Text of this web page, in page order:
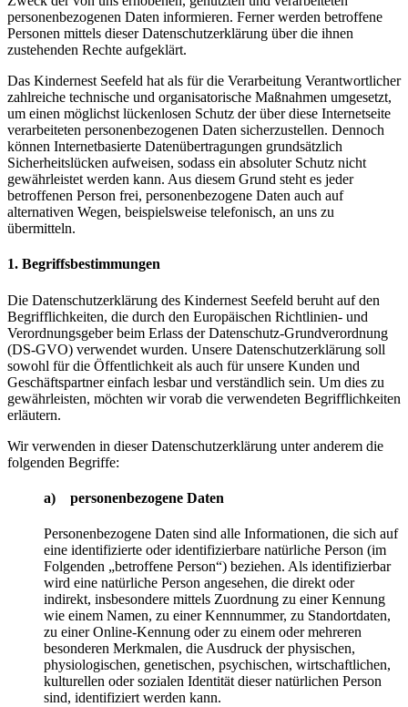
personenbezogenen Daten informieren. Ferner werden betroffene
Personen mittels dieser Datenschutzerklärung über die ihnen
zustehenden Rechte aufgeklärt.
Das Kindernest Seefeld hat als für die Verarbeitung Verantwortlicher
zahlreiche technische und organisatorische Maßnahmen umgesetzt,
um einen möglichst lückenlosen Schutz der über diese Internetseite
verarbeiteten personenbezogenen Daten sicherzustellen. Dennoch
können Internetbasierte Datenübertragungen grundsätzlich
Sicherheitslücken aufweisen, sodass ein absoluter Schutz nicht
gewährleistet werden kann. Aus diesem Grund steht es jeder
betroffenen Person frei, personenbezogene Daten auch auf
alternativen Wegen, beispielsweise telefonisch, an uns zu
übermitteln.
1. Begriffsbestimmungen
Die Datenschutzerklärung des Kindernest Seefeld beruht auf den
Begrifflichkeiten, die durch den Europäischen Richtlinien- und
Verordnungsgeber beim Erlass der Datenschutz-Grundverordnung
(DS-GVO) verwendet wurden. Unsere Datenschutzerklärung soll
sowohl für die Öffentlichkeit als auch für unsere Kunden und
Geschäftspartner einfach lesbar und verständlich sein. Um dies zu
gewährleisten, möchten wir vorab die verwendeten Begrifflichkeiten
erläutern.
Wir verwenden in dieser Datenschutzerklärung unter anderem die
folgenden Begriffe:
a) personenbezogene Daten
Personenbezogene Daten sind alle Informationen, die sich auf
eine identifizierte oder identifizierbare natürliche Person (im
Folgenden „betroffene Person“) beziehen. Als identifizierbar
wird eine natürliche Person angesehen, die direkt oder
indirekt, insbesondere mittels Zuordnung zu einer Kennung
wie einem Namen, zu einer Kennnummer, zu Standortdaten,
zu einer Online-Kennung oder zu einem oder mehreren
besonderen Merkmalen, die Ausdruck der physischen,
physiologischen, genetischen, psychischen, wirtschaftlichen,
kulturellen oder sozialen Identität dieser natürlichen Person
sind, identifiziert werden kann.